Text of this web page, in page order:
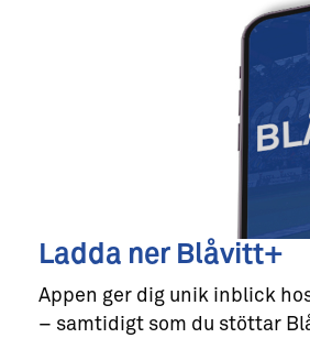
Ladda ner Blåvitt+
Appen ger dig unik inblick
– samtidigt som du stöttar